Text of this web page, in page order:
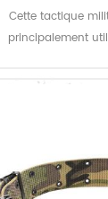
Cette tactique
principalement